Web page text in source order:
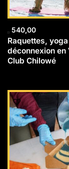
540,00
Raquettes,
déconnexion en
Club Chilowé